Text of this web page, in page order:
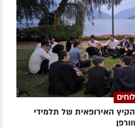
האירופאית של תלמידי